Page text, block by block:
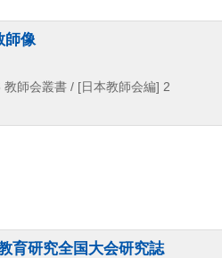
師像
教師会叢書 / [日本教師会編] 2
育研究全国大会研究誌